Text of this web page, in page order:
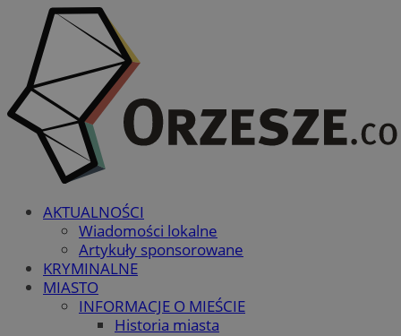
AKTUALNOŚCI
Wiadomości lokalne
Artykuły sponsorowane
KRYMINALNE
MIASTO
INFORMACJE O MIEŚCIE
Historia miasta